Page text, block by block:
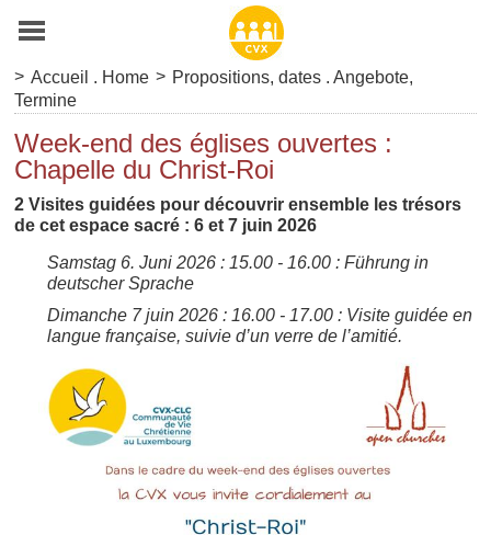
> Accueil . Home > Propositions, dates . Angebote,
Termine
Week-end des églises ouvertes :
Chapelle du Christ-Roi
2 Visites guidées pour découvrir ensemble les trésors
de cet espace sacré : 6 et 7 juin 2026
Samstag 6. Juni 2026 : 15.00 - 16.00 : Führung in
deutscher Sprache
Dimanche 7 juin 2026 : 16.00 - 17.00 : Visite guidée en
langue française, suivie d’un verre de l’amitié.